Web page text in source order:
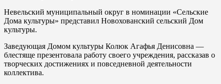
Невельский муниципальный округ в номинации «Сельские
Дома культуры» представил Новохованский сельский Дом
культуры.
Заведующая Домом культуры Колюк Агафья Денисовна —
блестяще презентовала работу своего учреждения, рассказав о
творческих достижениях и повседневной деятельности
коллектива.